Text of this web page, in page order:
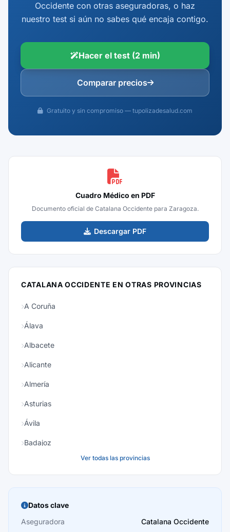
Occidente con otras aseguradoras, o haz
nuestro test si aún no sabes qué encaja contigo.
Hacer el test (2 min)
Comparar precios
Gratuito y sin compromiso — tupolizadesalud.com
Cuadro Médico en PDF
Documento oficial de Catalana Occidente para Zaragoza.
Descargar PDF
CATALANA OCCIDENTE EN OTRAS PROVINCIAS
A Coruña
Álava
Albacete
Alicante
Almería
Asturias
Ávila
Badajoz
Burgos
Cáceres
Ver todas las provincias
Datos clave
Aseguradora
Catalana Occidente